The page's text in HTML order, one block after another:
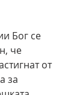
Бог се
че
от
за